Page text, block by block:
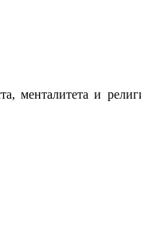
менталитета и